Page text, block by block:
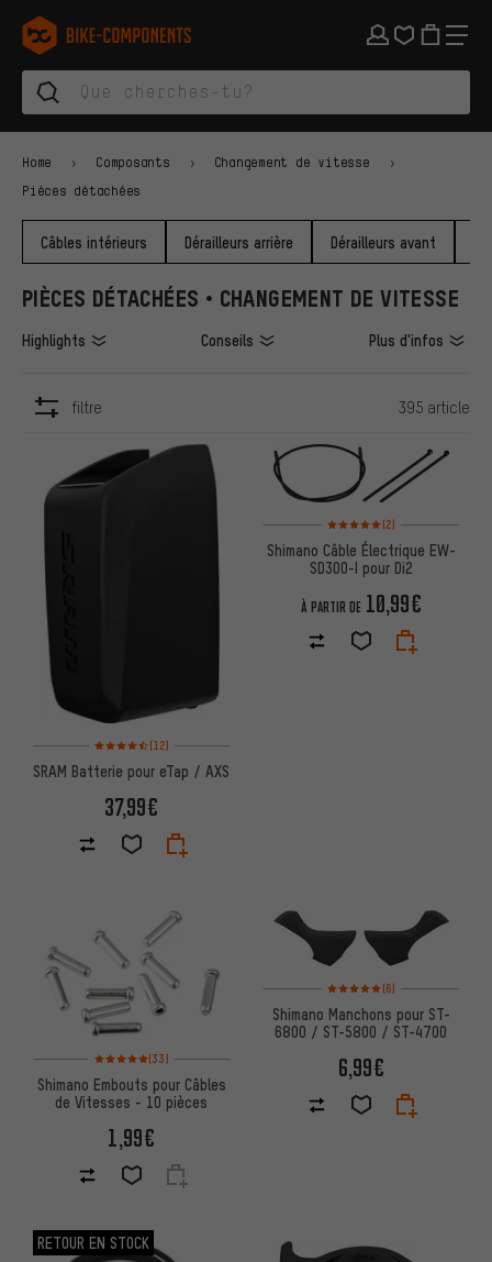
Aller à la navigation principale
Aller à la navigation des catégories
Aller au contenu
Aller aux marques et à la newsletter
Aller au pied de page
bike-components.de Page d'accueil
Home Composants Changement de vitesse
Pièces détachées
Câbles intérieurs Dérailleurs arrière Dérailleurs avant
PIÈCES DÉTACHÉES • CHANGEMENT DE VITESSE
Highlights Conseils Plus d'infos
filtre 395 article
Note moyenne : 4,5 sur 5 d'après 12 avis
(12)
SRAM Batterie pour eTap / AXS
37,99€
Note moyenne : 5 sur 5
(2)
Shimano Câble Électrique EW-
SD300-I pour Di2
À PARTIR DE 10,99€
Note moyenne : 5 sur 5 d'après 33 avis
(33)
Shimano Embouts pour Câbles
de Vitesses - 10 pièces
1,99€
Note moyenne : 5 sur 5
(6)
Shimano Manchons pour ST-
6800 / ST-5800 / ST-4700
6,99€
RETOUR EN STOCK